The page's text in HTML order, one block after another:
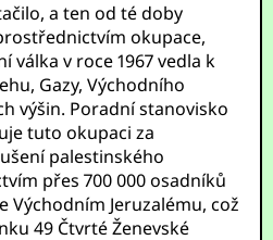
a ten od té doby
okupace,
válka v roce 1967 vedla k
Gazy, Východního
výšin. Poradní stanovisko
tuto okupaci za
palestinského
přes 700 000 osadníků
Východním Jeruzalému, což
49 Čtvrté Ženevské